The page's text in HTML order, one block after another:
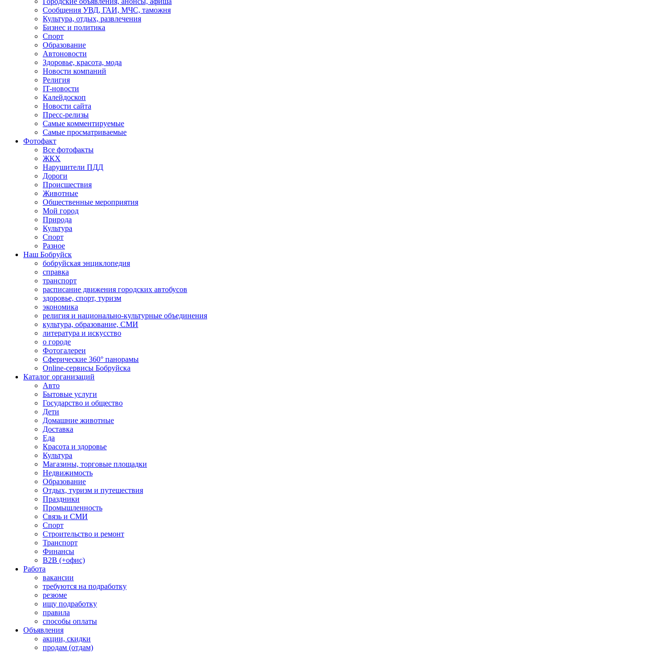
Сообщения УВД, ГАИ, МЧС, таможня
Культура, отдых, развлечения
Бизнес и политика
Спорт
Образование
Автоновости
Здоровье, красота, мода
Новости компаний
Религия
IT-новости
Калейдоскоп
Новости сайта
Пресс-релизы
Самые комментируемые
Самые просматриваемые
Фотофакт
Все фотофакты
ЖКХ
Нарушители ПДД
Дороги
Происшествия
Животные
Общественные мероприятия
Мой город
Природа
Культура
Спорт
Разное
Наш Бобруйск
бобруйская энциклопедия
справка
транспорт
расписание движения городских автобусов
здоровье, спорт, туризм
экономика
религия и национально-культурные объединения
культура, образование, СМИ
литература и искусство
о городе
Фотогалереи
Сферические 360° панорамы
Online-сервисы Бобруйска
Каталог организаций
Авто
Бытовые услуги
Государство и общество
Дети
Домашние животные
Доставка
Еда
Красота и здоровье
Культура
Магазины, торговые площадки
Недвижимость
Образование
Отдых, туризм и путешествия
Праздники
Промышленность
Связь и СМИ
Спорт
Строительство и ремонт
Транспорт
Финансы
B2B (+офис)
Работа
вакансии
требуются на подработку
резюме
ищу подработку
правила
способы оплаты
Объявления
акции, скидки
продам (отдам)